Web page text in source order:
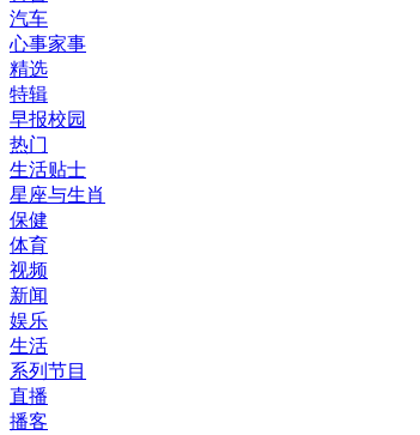
汽车
心事家事
精选
特辑
早报校园
热门
生活贴士
星座与生肖
保健
体育
视频
新闻
娱乐
生活
系列节目
直播
播客